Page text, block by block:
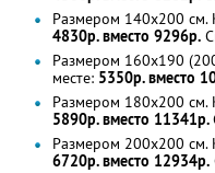
Размером 140х200 см.
4830р. вместо 9296р.
Размером 160х190
месте: 5350р. вместо
Размером 180х200 см.
5890р. вместо 11341р.
Размером 200х200 см.
6720р. вместо 12934р.